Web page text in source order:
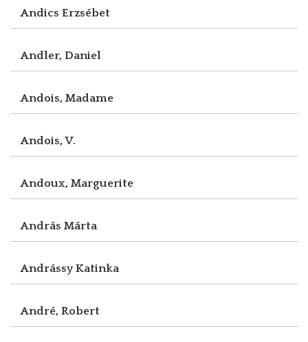
Andics Erzsébet
Andler, Daniel
Andois, Madame
Andois, V.
Andoux, Marguerite
András Márta
Andrássy Katinka
André, Robert